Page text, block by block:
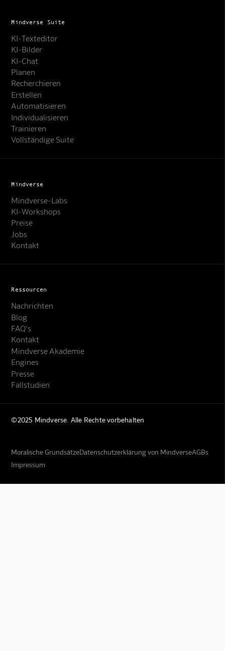
Mindverse Suite
KI-Texteditor
KI-Bilder
KI-Chat
Planen
Recherchieren
Erstellen
Automatisieren
Individualisieren
Trainieren
Vollständige Suite
Mindverse
Mindverse-Labs
KI-Workshops
Preise
Jobs
Kontakt
Ressourcen
Nachrichten
Blog
FAQ's
Kontakt
Mindverse Akademie
Engines
Presse
Fallstudien
©2025 Mindverse. Alle Rechte vorbehalten
Moralische GrundsätzeDatenschutzerklärung von MindverseAGBs
Impressum